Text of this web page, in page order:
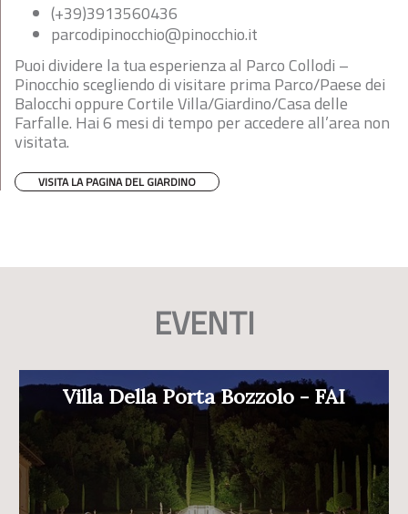
(+39)3913560436
parcodipinocchio@pinocchio.it
Puoi dividere la tua esperienza al Parco Collodi –
Pinocchio scegliendo di visitare prima Parco/Paese dei
Balocchi oppure Cortile Villa/Giardino/Casa delle
Farfalle. Hai 6 mesi di tempo per accedere all’area non
visitata.
VISITA LA PAGINA DEL GIARDINO
EVENTI
Villa Della Porta Bozzolo - FAI